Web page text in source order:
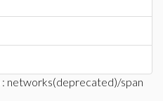
: networks(deprecated)/span